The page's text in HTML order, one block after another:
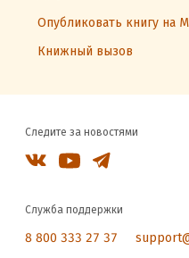
Опубликовать книгу на
Книжный вызов
Следите за новостями
Служба поддержки
8 800 333 27 37